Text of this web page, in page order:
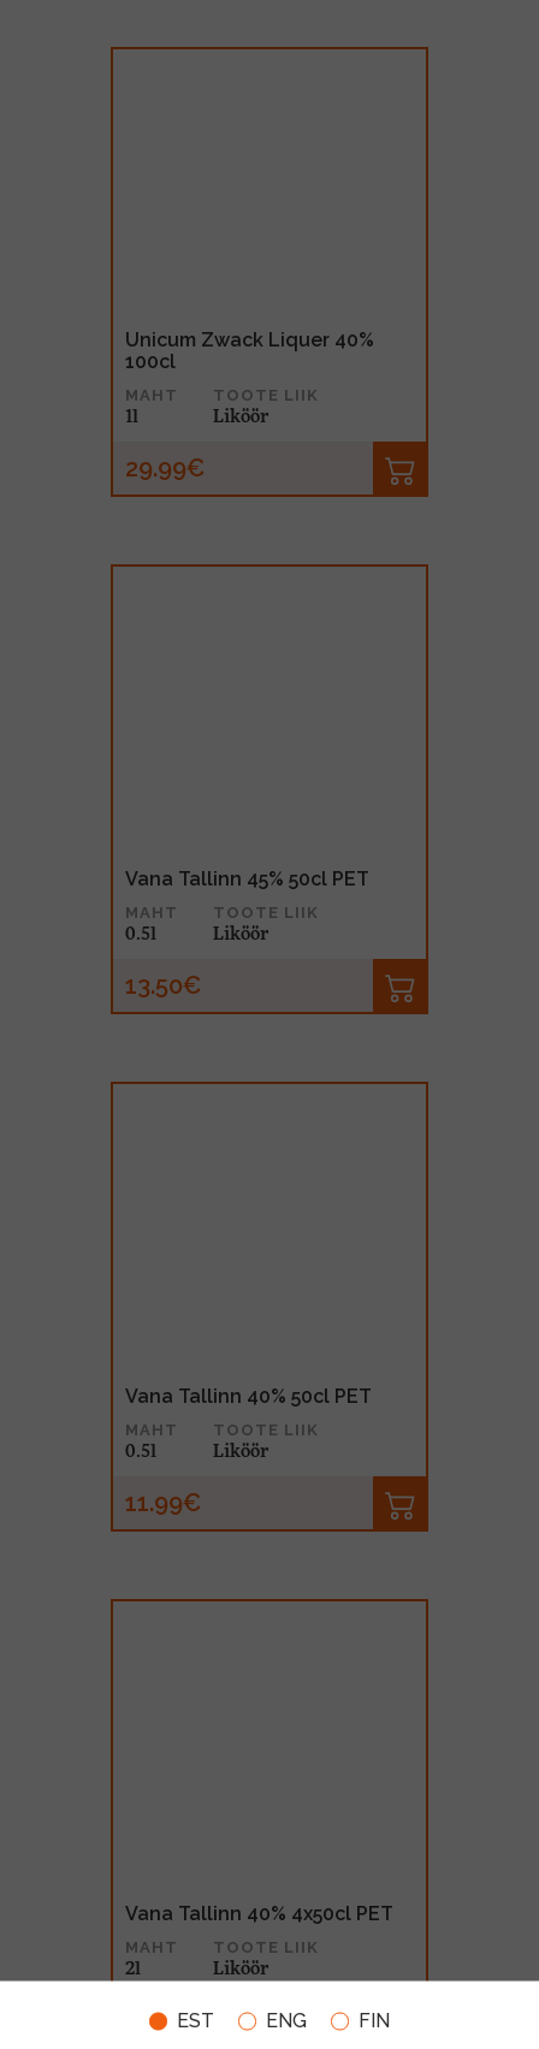
EST ENG FIN
Unicum Zwack Liquer 40%
100cl
MAHT
1l
TOOTE LIIK
Liköör
29.99€
Vana Tallinn 45% 50cl PET
MAHT
0.5l
TOOTE LIIK
Liköör
13.50€
Vana Tallinn 40% 50cl PET
MAHT
0.5l
TOOTE LIIK
Liköör
11.99€
Vana Tallinn 40% 4x50cl PET
MAHT
2l
TOOTE LIIK
Liköör
46.50€